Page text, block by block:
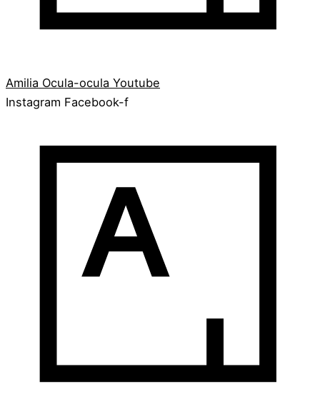
Amilia Ocula-ocula Youtube
Instagram Facebook-f